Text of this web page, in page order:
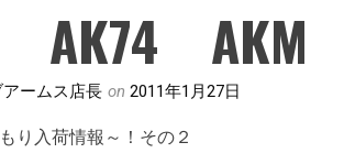
AK74 AKM
アームス店長 on2011年1月27日
り入荷情報～！その２